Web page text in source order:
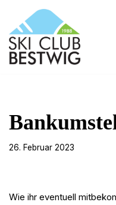
Zum
Inhalt
springen
26. Februar 2023
Wie ihr eventuell